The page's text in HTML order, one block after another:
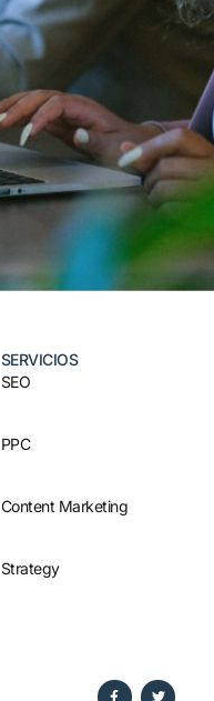
SERVICIOS
SEO
PPC
Content Marketing
Strategy